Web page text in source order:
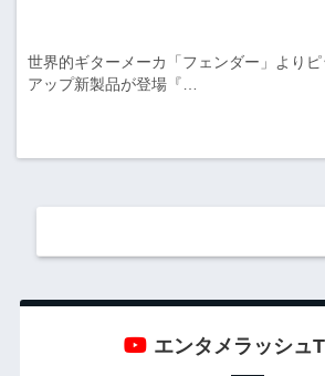
世界的ギターメーカ「フェンダー」よりピ
アップ新製品が登場『…
エンタメラッシュ